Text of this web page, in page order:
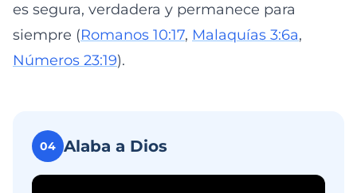
es segura, verdadera y permanece para
siempre (Romanos 10:17, Malaquías 3:6a,
Números 23:19).
04 Alaba a Dios